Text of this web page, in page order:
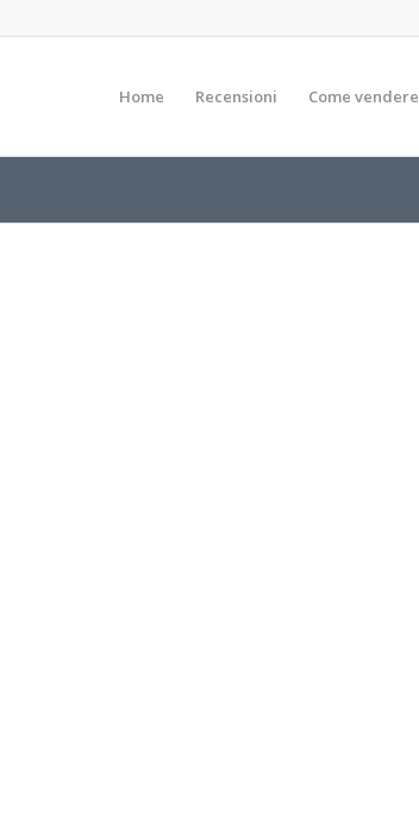
Home Recensioni Come vendere